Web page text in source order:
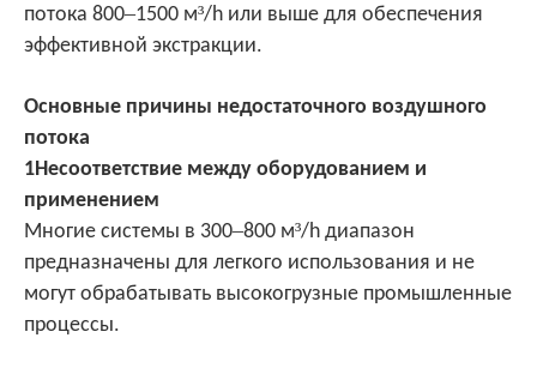
потока 800–1500 м³/h или выше для обеспечения
эффективной экстракции.
Основные причины недостаточного воздушного
потока
1Несоответствие между оборудованием и
применением
Многие системы в 300–800 м³/h диапазон
предназначены для легкого использования и не
могут обрабатывать высокогрузные промышленные
процессы.